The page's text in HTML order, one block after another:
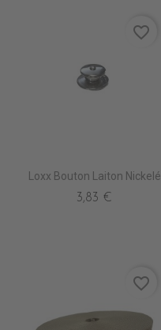
Loxx Bouton Laiton Nickelé
3,83 €
favorite_border
favorite_border